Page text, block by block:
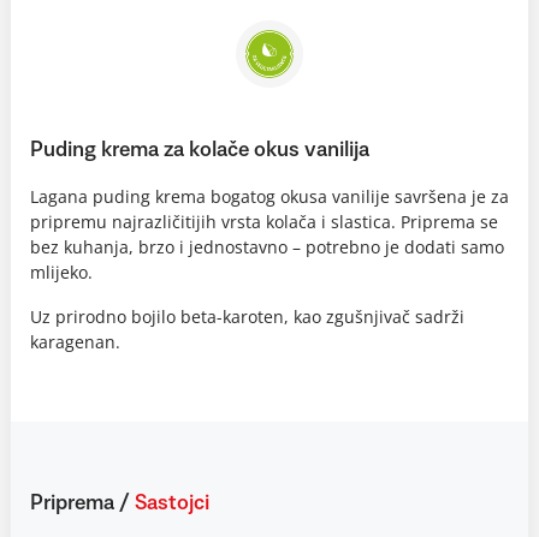
Puding krema za kolače okus vanilija
Lagana puding krema bogatog okusa vanilije savršena je za
pripremu najrazličitijih vrsta kolača i slastica. Priprema se
bez kuhanja, brzo i jednostavno – potrebno je dodati samo
mlijeko.
Uz prirodno bojilo beta-karoten, kao zgušnjivač sadrži
karagenan.
Priprema / Sastojci